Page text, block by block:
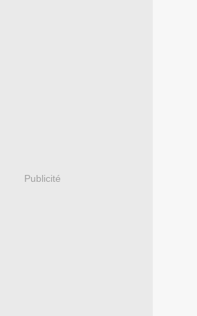
Publicité